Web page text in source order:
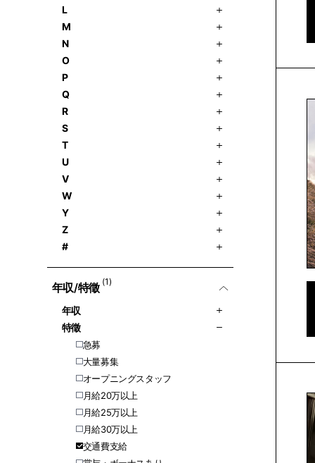
L
M
N
O
P
Q
R
S
T
U
V
W
Y
Z
#
年収/特徵 (1)
年収
特徵
急募
大量募集
オープニングスタッフ
月給20万以上
月給25万以上
月給30万以上
交通費支給